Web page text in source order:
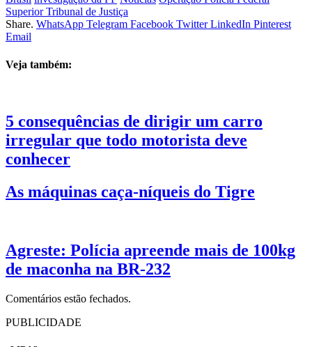
Superior Tribunal de Justiça
Share. WhatsApp Telegram Facebook Twitter LinkedIn Pinterest
Email
Veja também:
5 consequências de dirigir um carro
irregular que todo motorista deve
conhecer
As máquinas caça-níqueis do Tigre
Agreste: Polícia apreende mais de 100kg
de maconha na BR-232
Comentários estão fechados.
PUBLICIDADE